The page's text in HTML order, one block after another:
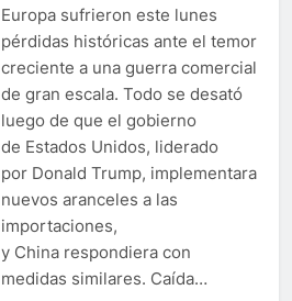
Europa sufrieron este lunes
pérdidas históricas ante el temor
creciente a una guerra comercial
de gran escala. Todo se desató
luego de que el gobierno
de Estados Unidos, liderado
por Donald Trump, implementara
nuevos aranceles a las
importaciones,
y China respondiera con
medidas similares. Caída…